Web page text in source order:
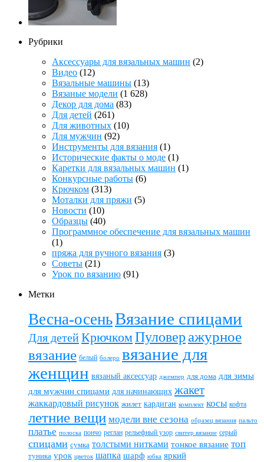
Рубрики
Аксессуары для вязальных машин (2)
Видео (12)
Вязальные машины (13)
Вязаные модели (1 628)
Декор для дома (83)
Для детей (261)
Для животных (10)
Для мужчин (92)
Инструменты для вязания (1)
Исторические факты о моде (1)
Каретки для вязальных машин (1)
Конкурсные работы (6)
Крючком (313)
Моталки для пряжи (5)
Новости (10)
Образцы (40)
Программное обеспечение для вязальных машин
(1)
пряжа для ручного вязания (3)
Советы (21)
Урок по вязанию (91)
Метки
Весна-осеньВязание спицами
Для детейКрючкомПуловер ажурное
вязание белый болеро вязание для
женщин вязаный аксессуар джемпер для дома для зимы
для мужчин спицами для начинающих жакет
жаккардовый рисунок жилет кардиган комплект косы кофта
летние вещи модели вне сезона образец вязания пальто
платье полоска пончо реглан рельефный узор свитер вязание серый
спицами сумка толстыми нитками тонкое вязание топ
туника урок цветок шапка шарф юбка яркий